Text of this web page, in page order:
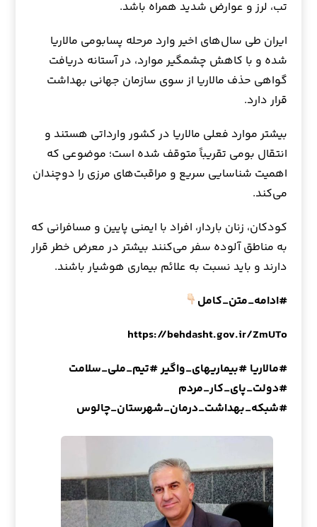
تب، لرز و عوارض شدید همراه باشد.
ایران طی سال‌های اخیر وارد مرحله پسابومی مالاریا
شده و با کاهش چشمگیر موارد، در آستانه دریافت
گواهی حذف مالاریا از سوی سازمان جهانی بهداشت
قرار دارد.
بیشتر موارد فعلی مالاریا در کشور وارداتی هستند و
انتقال بومی تقریباً متوقف شده است؛ موضوعی که
اهمیت شناسایی سریع و مراقبت‌های مرزی را دوچندان
می‌کند.
کودکان، زنان باردار، افراد با ایمنی پایین و مسافرانی که
به مناطق آلوده سفر می‌کنند بیشتر در معرض خطر قرار
دارند و باید نسبت به علائم بیماری هوشیار باشند.
#ادامه_متن_کامل
https://behdasht.gov.ir/ZmUTo
#مالاریا #بیماریهای_واگیر#تیم_ملی_سلامت
#دولت_پای_کار_مردم
#شبکه_بهداشت_درمان_شهرستان_چالوس